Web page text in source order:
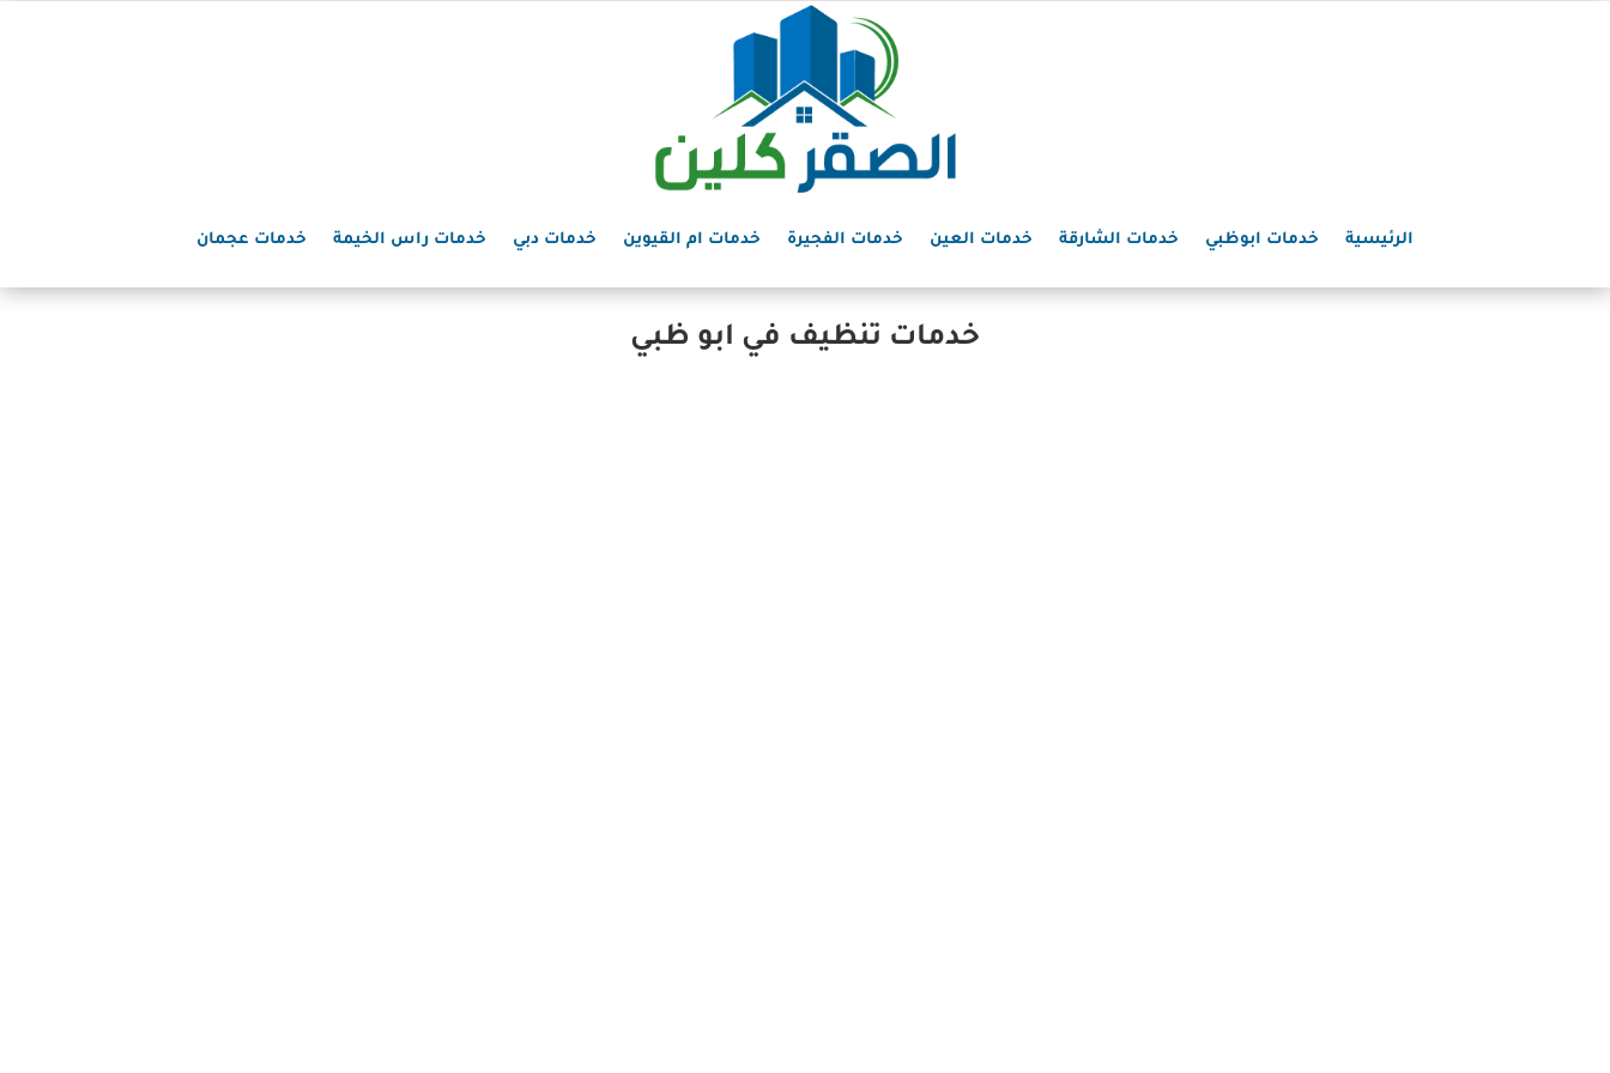
الرئيسية خدمات ابوظبي خدمات الشارقة خدمات العين خدمات الفجيرة خدمات ام القيوين خدمات دبي خدمات راس الخيمة خدمات عجمان
خدمات تنظيف في ابو ظبي